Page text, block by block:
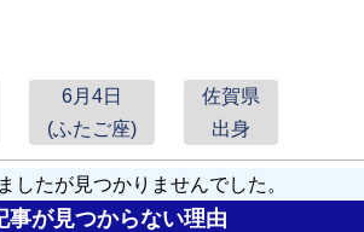
6月4日
(ふたご座)
佐賀県
出身
したが見つかりませんでした。
事が見つからない理由